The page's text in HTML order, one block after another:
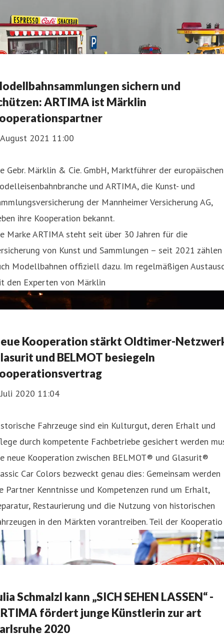
sichern und
ARTIMA ist Märklin
2021 11:00
Gebr. Märklin & Cie. GmbH, Marktführer der europäischen
und ARTIMA, die Kunst- und
der Mannheimer Versicherung AG,
ihre Kooperation bekannt.
Marke ARTIMA steht seit über 30 Jahren für die
von Kunst und Sammlungen – seit 2021 zählen
Modellbahnen offiziell dazu. Im regelmäßigen
den Experten von Märklin
Kooperation stärkt Oldtimer-
und BELMOT besiegeln
2020 11:04
Fahrzeuge sind ein Kulturgut, deren Erhalt und
durch kompetente Fachbetriebe gesichert werden
neue Kooperation zwischen BELMOT® und Glasurit®
Car Colors bezweckt genau dies: Gemeinsam werden
Partner Kenntnisse und Kompetenzen rund um Erhalt,
Restaurierung und die Nutzung von historischen
in den Märkten vorantreiben. Teil der Kooperatio
Schmalzl kann „SICH SEHEN LASSEN“ -
fördert junge Künstlerin zur art
2020